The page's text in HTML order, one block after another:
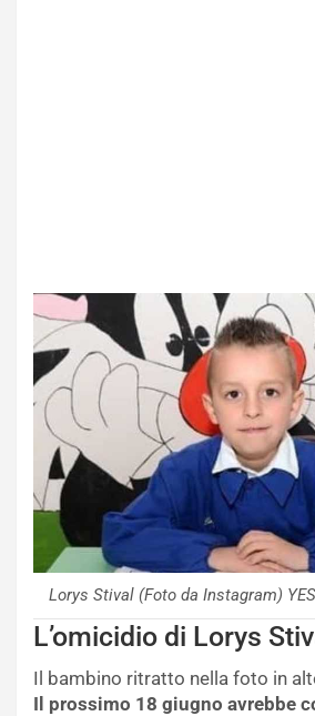
Lorys Stival (Foto da Instagram)
L’omicidio di Lorys
Il bambino ritratto nella foto in
Il prossimo 18 giugno avrebbe